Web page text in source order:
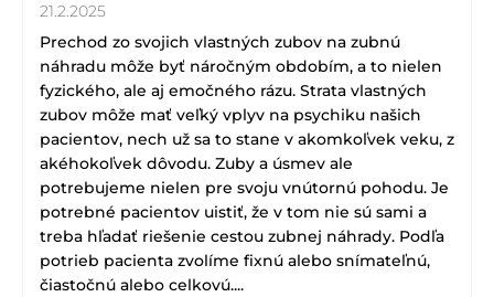
21.2.2025
Prechod zo svojich vlastných zubov na zubnú
náhradu môže byť náročným obdobím, a to nielen
fyzického, ale aj emočného rázu. Strata vlastných
zubov môže mať veľký vplyv na psychiku našich
pacientov, nech už sa to stane v akomkoľvek veku, z
akéhokoľvek dôvodu. Zuby a úsmev ale
potrebujeme nielen pre svoju vnútornú pohodu. Je
potrebné pacientov uistiť, že v tom nie sú sami a
treba hľadať riešenie cestou zubnej náhrady. Podľa
potrieb pacienta zvolíme fixnú alebo snímateľnú,
čiastočnú alebo celkovú....